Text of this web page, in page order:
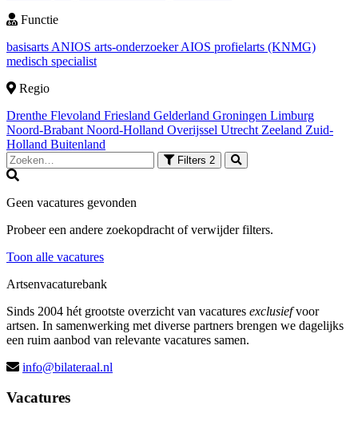
Functie
basisarts ANIOS arts-onderzoekerAIOS profielarts (KNMG)
medisch specialist
Regio
Drenthe Flevoland Friesland Gelderland Groningen Limburg
Noord-Brabant Noord-Holland Overijssel Utrecht Zeeland Zuid-
Holland Buitenland
Filters 2
Geen vacatures gevonden
Probeer een andere zoekopdracht of verwijder filters.
Toon alle vacatures
Artsenvacaturebank
Sinds 2004 hét grootste overzicht van vacatures exclusiefvoor
artsen. In samenwerking met diverse partners brengen we dagelijks
een ruim aanbod van relevante vacatures samen.
info@bilateraal.nl
Vacatures